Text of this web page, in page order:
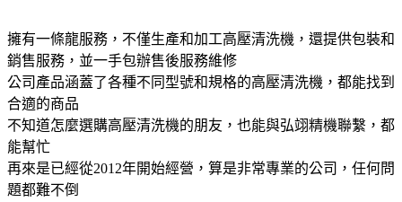
擁有一條龍服務，不僅生產和加工高壓清洗機，還提供包裝和
銷售服務，並一手包辦售後服務維修
公司產品涵蓋了各種不同型號和規格的高壓清洗機，都能找到
合適的商品
不知道怎麼選購高壓清洗機的朋友，也能與弘翊精機聯繫，都
能幫忙
再來是已經從2012年開始經營，算是非常專業的公司，任何問
題都難不倒